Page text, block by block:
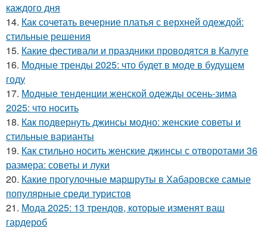
каждого дня
14. Как сочетать вечерние платья с верхней одеждой:
стильные решения
15. Какие фестивали и праздники проводятся в Калуге
16. Модные тренды 2025: что будет в моде в будущем
году
17. Модные тенденции женской одежды осень-зима
2025: что носить
18. Как подвернуть джинсы модно: женские советы и
стильные варианты
19. Как стильно носить женские джинсы с отворотами 36
размера: советы и луки
20. Какие прогулочные маршруты в Хабаровске самые
популярные среди туристов
21. Мода 2025: 13 трендов, которые изменят ваш
гардероб